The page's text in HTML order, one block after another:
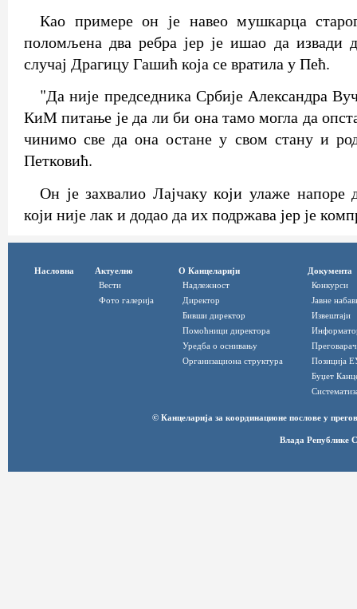
Као примере он је навео мушкарца
поломљена два ребра јер је ишао да
случај Драгицу Гашић која се вратила у Пећ.
"Да није председника Србије Александра
КиМ питање је да ли би она тамо могла да
чинимо све да она остане у свом стану и
Петковић.
Он је захвалио Лајчаку који улаже напоре
који није лак и додао да их подржава јер је
Насловна Актуелно
Вести
Фото галерија
О Канцеларији
Надлежност
Директор
Бивши директор
Помоћници директора
Уредба о оснивању
Организациона структура
Документа
Конкурси
Јавне
Извештаји
Позиција
Буџет
© Канцеларија за координационе послове у
Влада Републике